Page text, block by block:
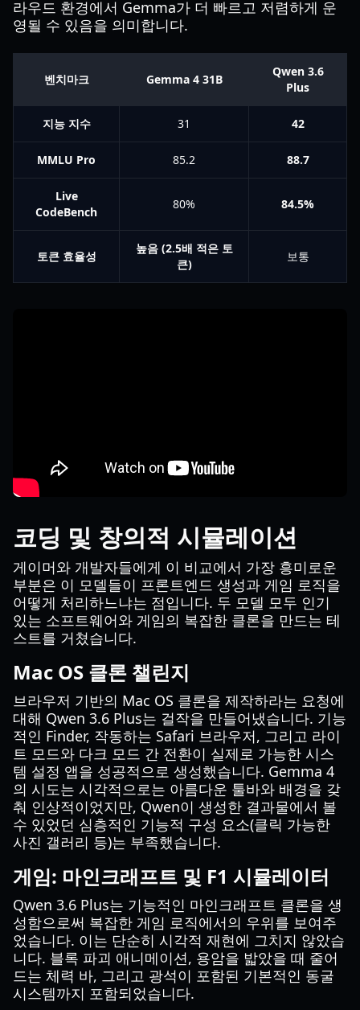
라우드 환경에서 Gemma가 더 빠르고 저렴하게 운
영될 수 있음을 의미합니다.
벤치마크 Gemma 4 31B
Qwen 3.6
Plus
지능 지수 31 42
MMLU Pro 85.2 88.7
Live
CodeBench
80% 84.5%
토큰 효율성
높음 (2.5배 적은 토
큰)
보통
코딩 및 창의적 시뮬레이션
게이머와 개발자들에게 이 비교에서 가장 흥미로운
부분은 이 모델들이 프론트엔드 생성과 게임 로직을
어떻게 처리하느냐는 점입니다. 두 모델 모두 인기
있는 소프트웨어와 게임의 복잡한 클론을 만드는 테
스트를 거쳤습니다.
Mac OS 클론 챌린지
브라우저 기반의 Mac OS 클론을 제작하라는 요청에
대해 Qwen 3.6 Plus는 걸작을 만들어냈습니다. 기능
적인 Finder, 작동하는 Safari 브라우저, 그리고 라이
트 모드와 다크 모드 간 전환이 실제로 가능한 시스
템 설정 앱을 성공적으로 생성했습니다. Gemma 4
의 시도는 시각적으로는 아름다운 툴바와 배경을 갖
춰 인상적이었지만, Qwen이 생성한 결과물에서 볼
수 있었던 심층적인 기능적 구성 요소(클릭 가능한
사진 갤러리 등)는 부족했습니다.
게임: 마인크래프트 및 F1 시뮬레이터
Qwen 3.6 Plus는 기능적인 마인크래프트 클론을 생
성함으로써 복잡한 게임 로직에서의 우위를 보여주
었습니다. 이는 단순히 시각적 재현에 그치지 않았습
니다. 블록 파괴 애니메이션, 용암을 밟았을 때 줄어
드는 체력 바, 그리고 광석이 포함된 기본적인 동굴
시스템까지 포함되었습니다.